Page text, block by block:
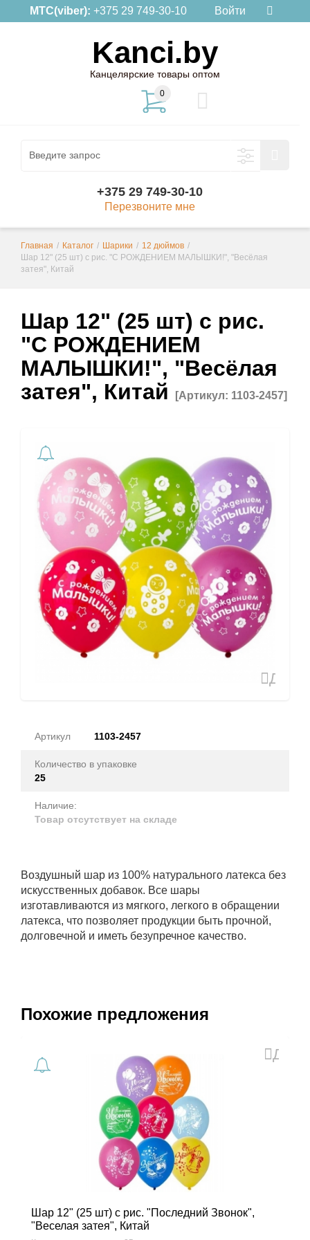
МТС(viber): +375 29 749-30-10 Войти
Kanci.by
Канцелярские товары оптом
0
+375 29 749-30-10
Перезвоните мне
Главная / Каталог / Шарики / 12 дюймов /
Шар 12" (25 шт) с рис. "С РОЖДЕНИЕМ МАЛЫШКИ!", "Весёлая
затея", Китай
Шар 12" (25 шт) с рис.
"С РОЖДЕНИЕМ
МАЛЫШКИ!", "Весёлая
затея", Китай
[Артикул: 1103-2457]
Артикул 1103-2457
Количество в упаковке
25
Наличие:
Товар отсутствует на складе
Воздушный шар из 100% натурального латекса без
искусственных добавок. Все шары
изготавливаются из мягкого, легкого в обращении
латекса, что позволяет продукции быть прочной,
долговечной и иметь безупречное качество.
Похожие предложения
Шар 12" (25 шт) с рис. "Последний Звонок",
"Веселая затея", Китай